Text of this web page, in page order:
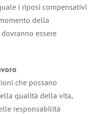
i riposi compensativi
della
essere
che possano
qualità della vita,
responsabilità